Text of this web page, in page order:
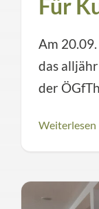
Für
Am
das
der
Weiterlesen